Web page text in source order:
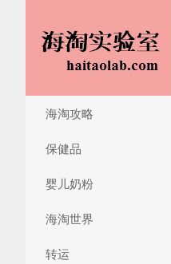
海淘攻略
保健品
婴儿奶粉
海淘世界
转运